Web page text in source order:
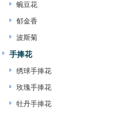
蜿豆花
郁金香
波斯菊
手捧花
绣球手捧花
玫瑰手捧花
牡丹手捧花